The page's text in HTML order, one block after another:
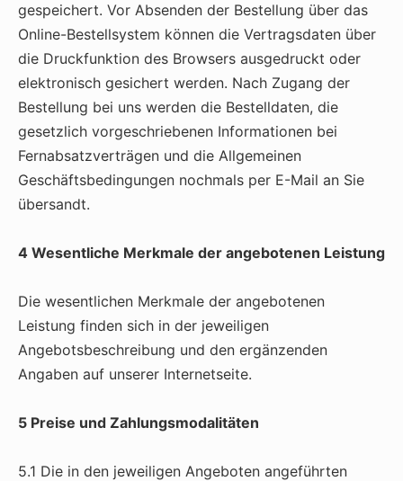
gespeichert. Vor Absenden der Bestellung über das
Online-Bestellsystem können die Vertragsdaten über
die Druckfunktion des Browsers ausgedruckt oder
elektronisch gesichert werden. Nach Zugang der
Bestellung bei uns werden die Bestelldaten, die
gesetzlich vorgeschriebenen Informationen bei
Fernabsatzverträgen und die Allgemeinen
Geschäftsbedingungen nochmals per E-Mail an Sie
übersandt.
4 Wesentliche Merkmale der angebotenen Leistung
Die wesentlichen Merkmale der angebotenen
Leistung finden sich in der jeweiligen
Angebotsbeschreibung und den ergänzenden
Angaben auf unserer Internetseite.
5 Preise und Zahlungsmodalitäten
5.1 Die in den jeweiligen Angeboten angeführten